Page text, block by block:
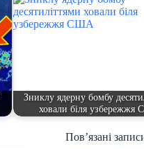
Зниклу ядерну бомбу
ховали біля
Пов’язані